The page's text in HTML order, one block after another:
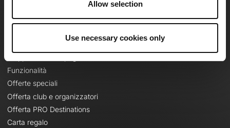
Allow selection
Use necessary cookies only
Le Mag'
Funzionalità
Offerte speciali
Offerta club e organizzatori
Offerta PRO Destinations
Carta regalo